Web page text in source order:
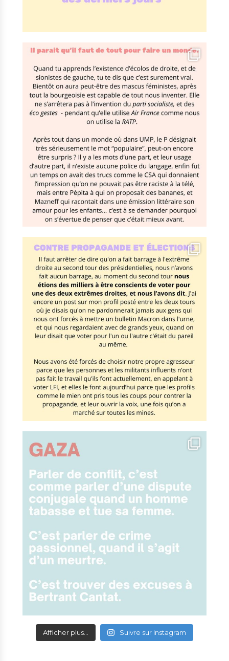
Afficher plus... Suivre sur Instagram